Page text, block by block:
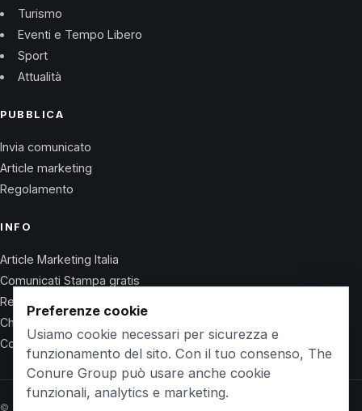
Turismo
Eventi e Tempo Libero
Sport
Attualità
PUBBLICA
Invia comunicato
Article marketing
Regolamento
INFO
Article Marketing Italia
Comunicati Stampa gratis
Regolamento
Chi Siamo
Contatti
© 2026 Wet Life News · The Conure Group
Preferenze cookie
Usiamo cookie necessari per sicurezza e
funzionamento del sito. Con il tuo consenso, The
Conure Group può usare anche cookie
funzionali, analytics e marketing.